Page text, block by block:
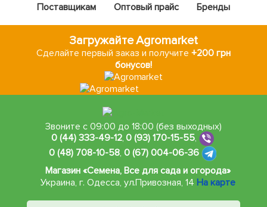
Поставщикам
Оптовый прайс Бренды
Загружайте Agromarket
Сделайте первый заказ и получите +200 грн
бонусов!
Звоните с 09:00 до 18:00 (без выходных)
0 (44) 333-49-12,0 (93) 170-15-55,
0 (48) 708-10-58, 0 (67) 004-06-36
Магазин «Семена, Все для сада и огорода»
Украина, г. Одесса, ул.Привозная, 14 На карте